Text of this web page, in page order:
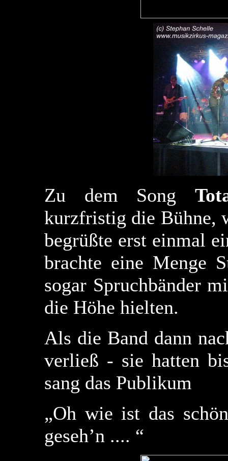
Zu dem Song
kurzfristig die Bühne,
begrüßte erst einmal
brachte eine Menge
sogar Spruchbänder
die Höhe hielten.
Als die Band dann
verließ - sie hatten
sang das Publikum
„Oh wie ist das
geseh’n .... “